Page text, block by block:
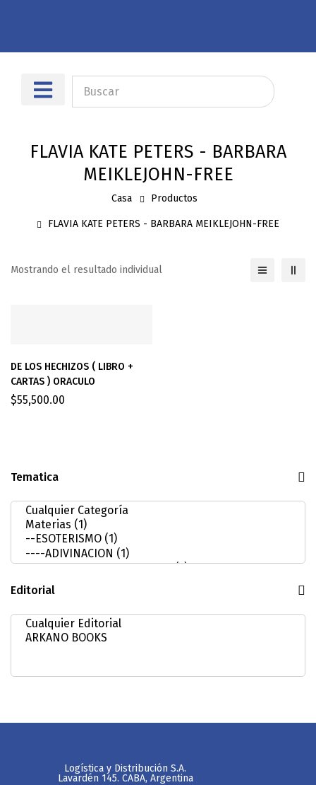
FLAVIA KATE PETERS - BARBARA
MEIKLEJOHN-FREE
Casa Productos
FLAVIA KATE PETERS - BARBARA MEIKLEJOHN-FREE
Tematica
Editorial
Mostrando el resultado individual
DE LOS HECHIZOS ( LIBRO +
CARTAS ) ORACULO
$55,500.00
Logística y Distribución S.A.
Lavardén 145. CABA, Argentina